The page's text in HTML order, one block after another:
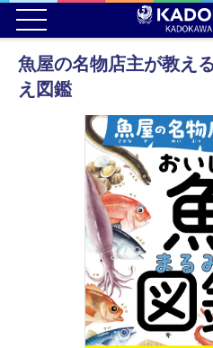
魚屋の名物店主が教え
え図鑑